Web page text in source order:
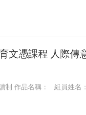
憑課程 人際傳